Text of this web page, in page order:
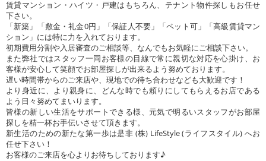
賃貸マンション・ハイツ・戸建はもちろん、テナント物件探しもお任せ
下さい。
「新築」「敷金・礼金0円」「保証人不要」「ペット可」「高級賃貸マン
ション」には特に力を入れております。
初期費用分割や入居審査のご相談等、なんでもお気軽にご相談下さい。
また弊社ではスタッフ一同お客様の目線で常に親切な対応を心掛け、お
客様が安心して笑顔でお部屋探しが出来るよう努めております。
遅い時間帯からのご来店や、現地での待ち合わせなども大歓迎です！
より身近に、より親身に、どんな時でも頼りにしてもらえるお店である
よう日々努めてまいります。
皆様の新しい生活をサポートできる様、元気で明るいスタッフがお部屋
探しを精一杯お手伝いさせて頂きます。
新生活のための新たな第一歩は是非 (株) LifeStyle (ライフスタイル) へお
任せ下さい！
お客様のご来店を心よりお待ちしております♪